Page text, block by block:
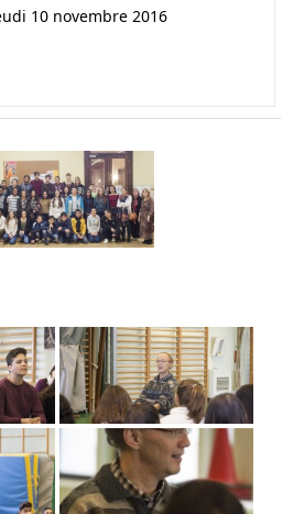
10 novembre 2016